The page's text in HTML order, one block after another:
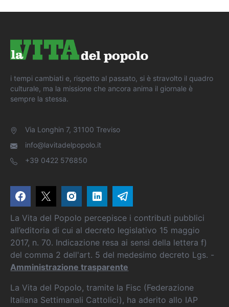
i tempi cambiati e, rispetto al passato, si è stravolto il quadro
culturale, ma la missione che ancora anima il giornale è
sempre la stessa.
Via Longhin 7, 31100 Treviso
info@lavitadelpopolo.it
+39 0422 576850
La Vita del Popolo percepisce i contributi pubblici
all’editoria di cui al decreto legislativo 15 maggio
2017, n. 70. Indicazione resa ai sensi della lettera f)
del comma 2 dell'art. 5 del medesimo decreto Lgs. -
Amministrazione trasparente
La Vita del Popolo, tramite la Fisc (Federazione
Italiana Settimanali Cattolici), ha aderito allo IAP